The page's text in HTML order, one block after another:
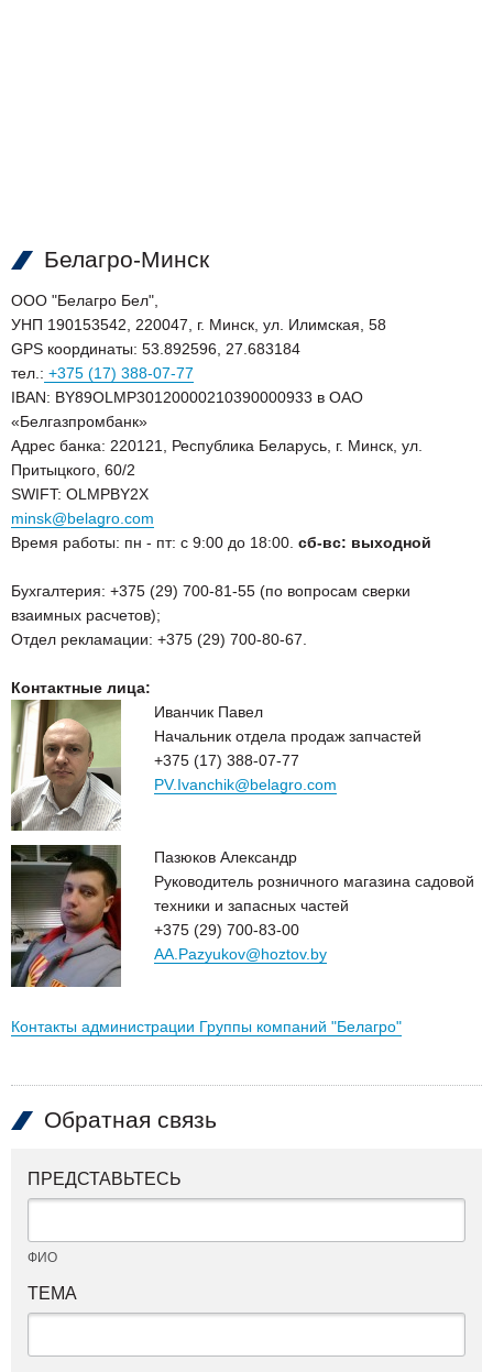
Белагро-Минск
ООО "Белагро Бел",
УНП 190153542, 220047, г. Минск, ул. Илимская, 58
GPS координаты: 53.892596, 27.683184
тел.: +375 (17) 388-07-77
IBAN: BY89OLMP30120000210390000933 в ОАО
«Белгазпромбанк»
Адрес банка: 220121, Республика Беларусь, г. Минск, ул.
Притыцкого, 60/2
SWIFT: OLMPBY2X
minsk@belagro.com
Время работы: пн - пт: с 9:00 до 18:00. сб-вс: выходной
Бухгалтерия: +375 (29) 700-81-55 (по вопросам сверки
взаимных расчетов);
Отдел рекламации: +375 (29) 700-80-67.
Контактные лица:
Иванчик Павел
Начальник отдела продаж запчастей
+375 (17) 388-07-77
PV.Ivanchik@belagro.com
Пазюков Александр
Руководитель розничного магазина садовой
техники и запасных частей
+375 (29) 700-83-00
AA.Pazyukov@hoztov.by
Контакты администрации Группы компаний "Белагро"
Обратная связь
ПРЕДСТАВЬТЕСЬ
ФИО
ТЕМА